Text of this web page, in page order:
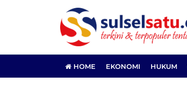
HOME EKONOMI HUKUM